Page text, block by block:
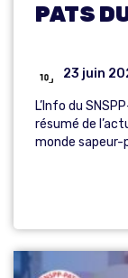
PATS
23 juin
L’Info du
résumé de
monde sapeur-